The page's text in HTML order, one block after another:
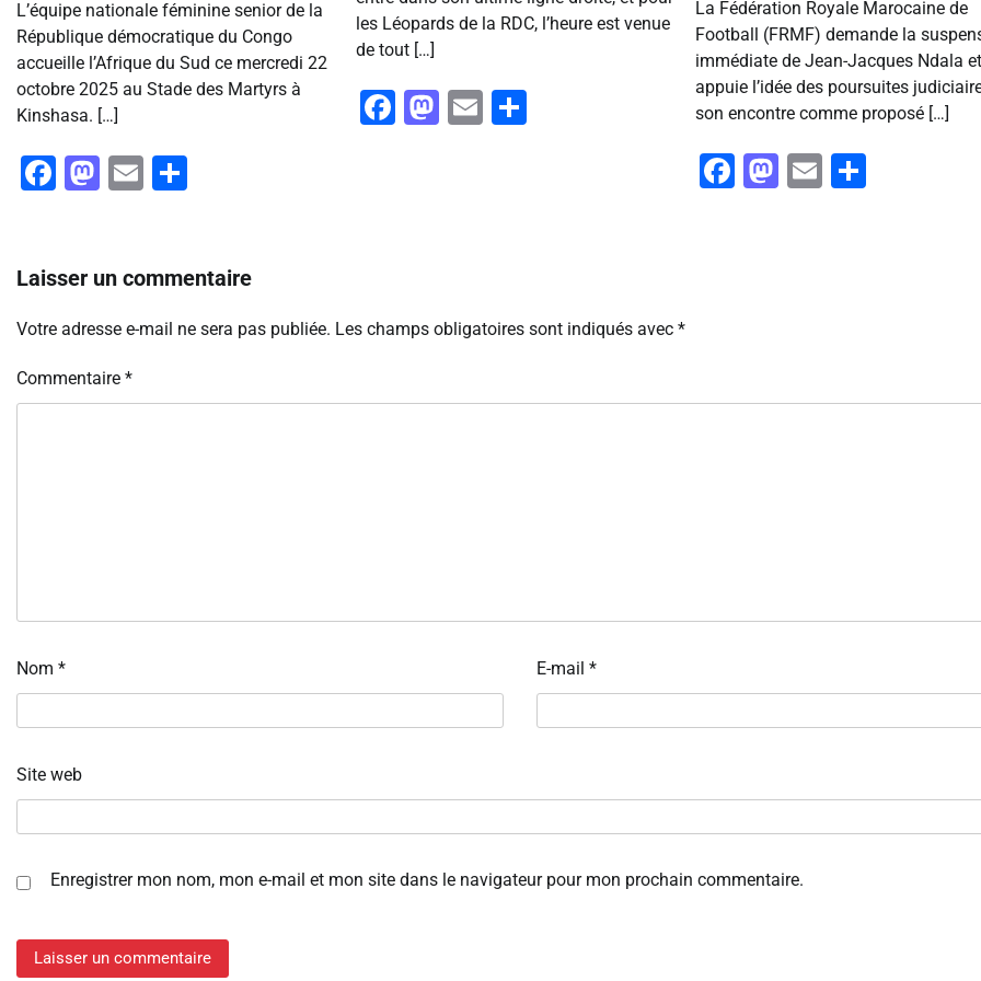
L’équipe nationale féminine senior de la
République démocratique du Congo
accueille l’Afrique du Sud ce mercredi 22
octobre 2025 au Stade des Martyrs à
Kinshasa. […]
Facebook
Mastodon
Email
les Léopards de la RDC, l’heure est venue
de tout […]
Facebook
Mastodon
Email
La Fédération Royale Marocaine de
Football (FRMF) demande la
immédiate de Jean-Jacques Ndala et
appuie l’idée des poursuites
son encontre comme proposé […]
Facebook
Mastodon
EmailPartager
Laisser un commentaire
Votre adresse e-mail ne sera pas publiée. Les champs obligatoires sont indiqués avec *
Commentaire *
Nom * E-mail *
Site web
Enregistrer mon nom, mon e-mail et mon site dans le navigateur pour mon prochain commentaire.